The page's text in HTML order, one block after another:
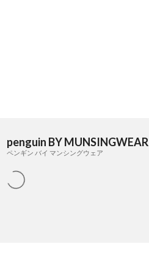
penguin BY MUNSINGWEAR
ペンギン バイ マンシングウェア